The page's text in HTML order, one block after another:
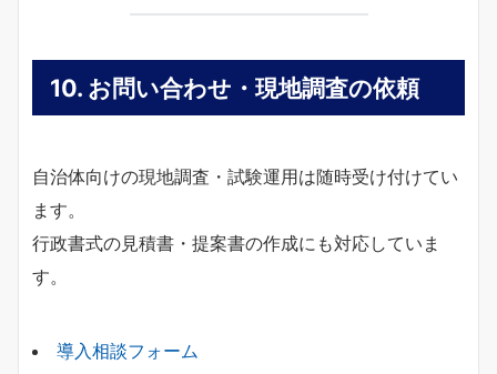
10. お問い合わせ・現地調査の依頼
自治体向けの現地調査・試験運用は随時受け付けてい
ます。
行政書式の見積書・提案書の作成にも対応していま
す。
導入相談フォーム